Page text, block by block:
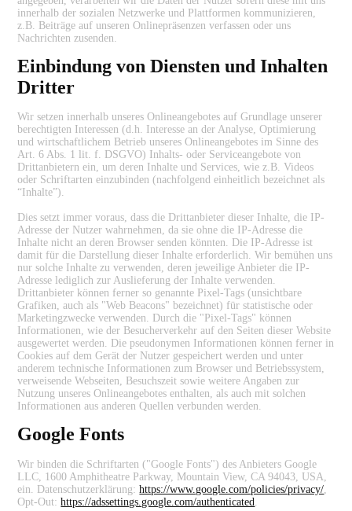
innerhalb der sozialen Netzwerke und Plattformen kommunizieren,
z.B. Beiträge auf unseren Onlinepräsenzen verfassen oder uns
Nachrichten zusenden.
Einbindung von Diensten und Inhalten
Dritter
Wir setzen innerhalb unseres Onlineangebotes auf Grundlage unserer
berechtigten Interessen (d.h. Interesse an der Analyse, Optimierung
und wirtschaftlichem Betrieb unseres Onlineangebotes im Sinne des
Art. 6 Abs. 1 lit. f. DSGVO) Inhalts- oder Serviceangebote von
Drittanbietern ein, um deren Inhalte und Services, wie z.B. Videos
oder Schriftarten einzubinden (nachfolgend einheitlich bezeichnet als
“Inhalte”).
Dies setzt immer voraus, dass die Drittanbieter dieser Inhalte, die IP-
Adresse der Nutzer wahrnehmen, da sie ohne die IP-Adresse die
Inhalte nicht an deren Browser senden könnten. Die IP-Adresse ist
damit für die Darstellung dieser Inhalte erforderlich. Wir bemühen uns
nur solche Inhalte zu verwenden, deren jeweilige Anbieter die IP-
Adresse lediglich zur Auslieferung der Inhalte verwenden.
Drittanbieter können ferner so genannte Pixel-Tags (unsichtbare
Grafiken, auch als "Web Beacons" bezeichnet) für statistische oder
Marketingzwecke verwenden. Durch die "Pixel-Tags" können
Informationen, wie der Besucherverkehr auf den Seiten dieser Website
ausgewertet werden. Die pseudonymen Informationen können ferner in
Cookies auf dem Gerät der Nutzer gespeichert werden und unter
anderem technische Informationen zum Browser und Betriebssystem,
verweisende Webseiten, Besuchszeit sowie weitere Angaben zur
Nutzung unseres Onlineangebotes enthalten, als auch mit solchen
Informationen aus anderen Quellen verbunden werden.
Google Fonts
Wir binden die Schriftarten ("Google Fonts") des Anbieters Google
LLC, 1600 Amphitheatre Parkway, Mountain View, CA 94043, USA,
ein. Datenschutzerklärung:https://www.google.com/policies/privacy/,
Opt-Out:https://adssettings.google.com/authenticated.